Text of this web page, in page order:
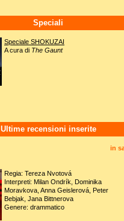
Speciali
Speciale SHOKUZAI
A cura di The Gaunt
Ultime recensioni inserite
in
Regia: Tereza Nvotová
Interpreti: Milan Ondrík, Dominika
Moravkova, Anna Geislerová, Peter
Bebjak, Jana Bittnerova
Genere: drammatico